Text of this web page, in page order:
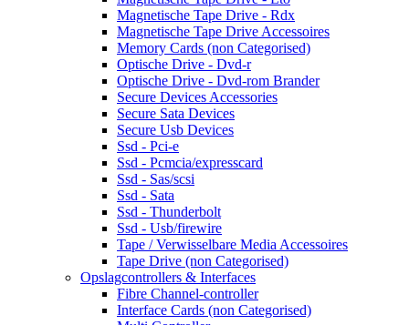
Magnetische Tape Drive - Rdx
Magnetische Tape Drive Accessoires
Memory Cards (non Categorised)
Optische Drive - Dvd-r
Optische Drive - Dvd-rom Brander
Secure Devices Accessories
Secure Sata Devices
Secure Usb Devices
Ssd - Pci-e
Ssd - Pcmcia/expresscard
Ssd - Sas/scsi
Ssd - Sata
Ssd - Thunderbolt
Ssd - Usb/firewire
Tape / Verwisselbare Media Accessoires
Tape Drive (non Categorised)
Opslagcontrollers & Interfaces
Fibre Channel-controller
Interface Cards (non Categorised)